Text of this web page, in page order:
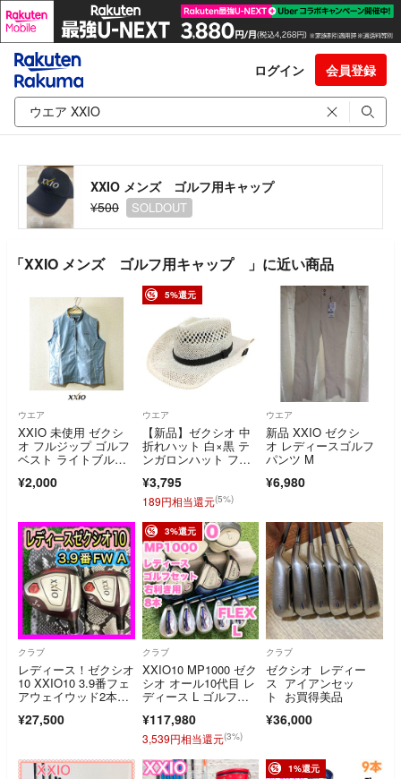
ログイン 会員登録
XXIO メンズ ゴルフ用キャップ
¥500
SOLDOUT
「XXIO メンズ ゴルフ用キャップ 」に近い商品
ウエア
XXIO 未使用 ゼクシ
オ フルジップ ゴルフ
ベスト ライトブル
グ付き
¥2,000
5%還元
ウエア
【新品】ゼクシオ 中
折れハット 白×黒 テ
ンガロンハット フリ
ウェア XXIO
¥3,795
189円相当還元(5%)
ウエア
新品 XXIO ゼクシ
オ レディースゴルフ
パンツ M
¥6,980
クラブ
レディース！ゼクシオ
10 XXIO10 3.9番フェ
アウェイウッド2本セ
¥27,500
3%還元
クラブ
XXIO10 MP1000 ゼク
シオ オール10代目 レ
ディース L ゴルフク
NLOP ダンロップ 大
人気モデル 送料無料
¥117,980
3,539円相当還元(3%)
クラブ
ゼクシオ レディー
ス アイアンセッ
ト お買得美品
¥36,000
1%還元